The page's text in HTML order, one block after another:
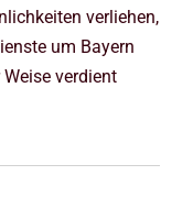
verliehen,
um Bayern
verdient